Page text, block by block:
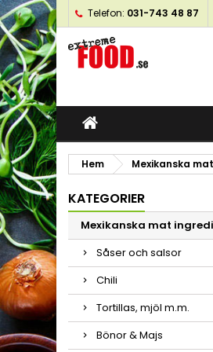
Telefon: 031-743 48 87
Hem Mexikanska
KATEGORIER
Mexikanska mat
Såser och salsor
Chili
Tortillas, mjöl m.m.
Bönor & Majs